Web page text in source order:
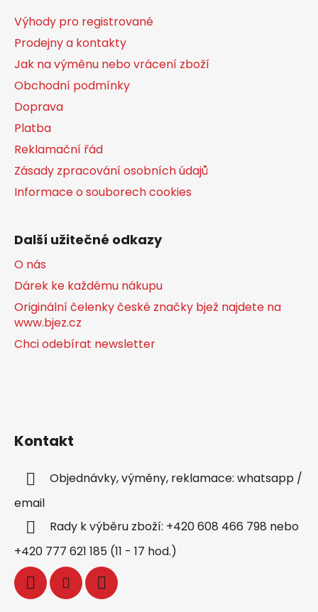
Výhody pro registrované
Prodejny a kontakty
Jak na výměnu nebo vrácení zboží
Obchodní podmínky
Doprava
Platba
Reklamační řád
Zásady zpracování osobních údajů
Informace o souborech cookies
Další užitečné odkazy
O nás
Dárek ke každému nákupu
Originální čelenky české značky bjež najdete na
www.bjez.cz
Chci odebírat newsletter
Kontakt
Objednávky, výměny, reklamace: whatsapp /
email
Rady k výběru zboží: +420 608 466 798 nebo
+420 777 621 185 (11 - 17 hod.)